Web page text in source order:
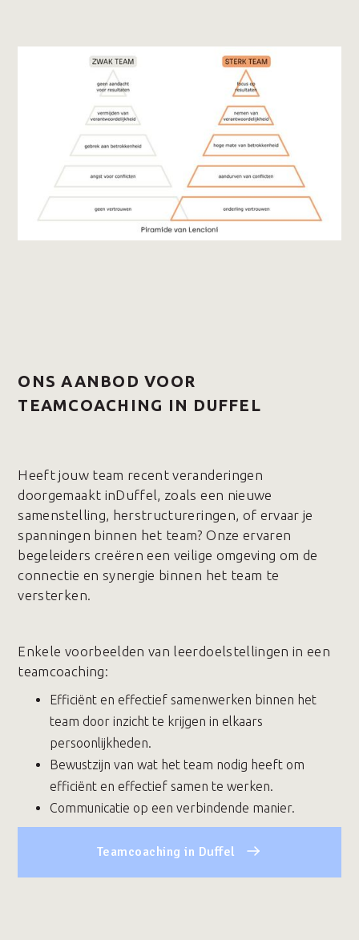
ONS AANBOD VOOR
TEAMCOACHING IN DUFFEL
Heeft jouw team recent veranderingen
doorgemaakt inDuffel, zoals een nieuwe
samenstelling, herstructureringen, of ervaar je
spanningen binnen het team? Onze ervaren
begeleiders creëren een veilige omgeving om de
connectie en synergie binnen het team te
versterken.
Enkele voorbeelden van leerdoelstellingen in een
teamcoaching:
Efficiënt en effectief samenwerken binnen het
team door inzicht te krijgen in elkaars
persoonlijkheden.
Bewustzijn van wat het team nodig heeft om
efficiënt en effectief samen te werken.
Communicatie op een verbindende manier.
Teamcoaching in Duffel